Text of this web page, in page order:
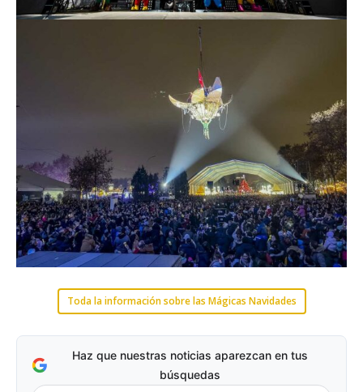
Toda la información sobre las Mágicas Navidades
Haz que nuestras noticias aparezcan en tus
búsquedas